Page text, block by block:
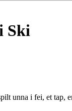
Ski
unna i fei, et tap,